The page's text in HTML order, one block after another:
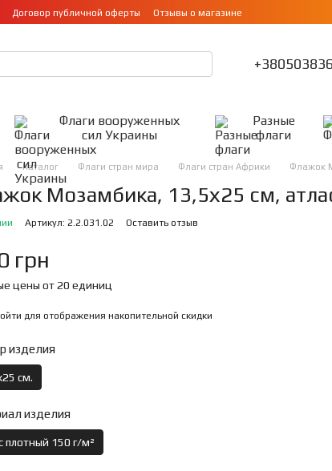
Договор публичной оферты Отзывы о магазине
Флаги вооруженных
сил Украины
Разные
флаги
Каталог Флаги стран мира Флаги стран Африки Флажок
Мозамбика, 13,5х25 см,
Артикул: 2.2.031.02 Оставить отзыв
грн
цены от 20 единиц
для отображения накопительной скидки
изделия
см.
изделия
плотный 150 г/м²